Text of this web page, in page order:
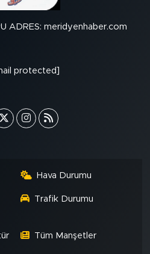
ADRES: meridyenhaber.com
protected]
Hava Durumu
Trafik Durumu
Tüm Manşetler